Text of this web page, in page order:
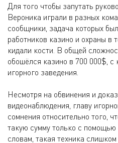
Для того чтобы запутать
Вероника играли в разных
сообщники, задача которых
работников казино и охраны в
кидали кости. В общей
обошёлся казино в 700 000$,
игорного заведения.
Несмотря на обвинения и
видеонаблюдения, главу
сомнения относительно того,
такую сумму только с
словам, такая техника